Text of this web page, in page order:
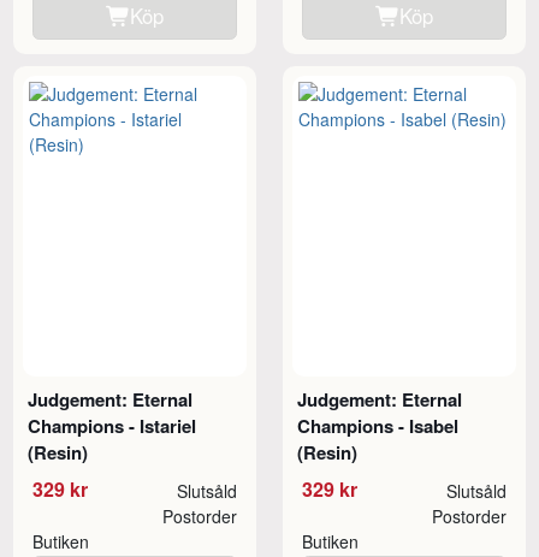
Köp Köp
Judgement: Eternal
Champions - Istariel
(Resin)
329 kr Slutsåld
Butiken
Postorder
Judgement: Eternal
Champions - Isabel
(Resin)
329 kr Slutsåld
Butiken
Postorder